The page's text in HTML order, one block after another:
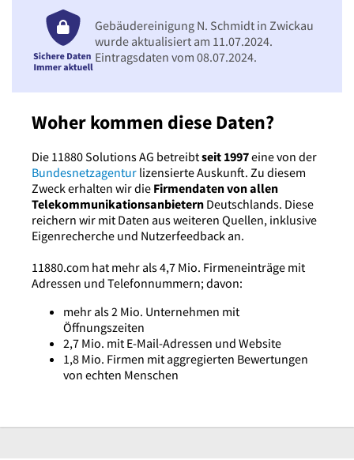
Woher kommen diese Daten?
Die 11880 Solutions AG betreibtseit 1997eine von der
Bundesnetzagentur lizensierte Auskunft. Zu diesem
Zweck erhalten wir die Firmendaten von allen
Telekommunikationsanbietern Deutschlands. Diese
reichern wir mit Daten aus weiteren Quellen, inklusive
Eigenrecherche und Nutzerfeedback an.
11880.com hat mehr als 4,7 Mio. Firmeneinträge mit
Adressen und Telefonnummern; davon:
mehr als 2 Mio. Unternehmen mit
Öffnungszeiten
2,7 Mio. mit E-Mail-Adressen und Website
1,8 Mio. Firmen mit aggregierten Bewertungen
von echten Menschen
Gebäudereinigung N. Schmidt in Zwickau
wurde aktualisiert am 11.07.2024.
Eintragsdaten vom 08.07.2024.